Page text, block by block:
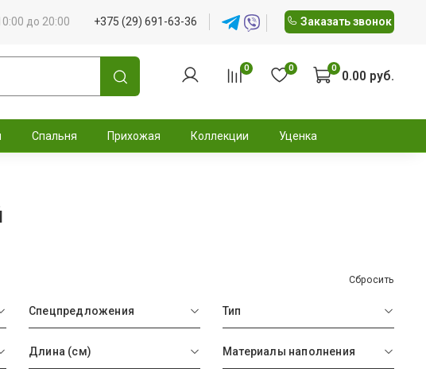
до 20:00 +375 (29) 691-63-36 Заказать звонок
0 0 0 0.00 руб.
Спальня Прихожая Коллекции Уценка
Сбросить
Спецпредложения Тип
Длина (см) Материалы наполнения